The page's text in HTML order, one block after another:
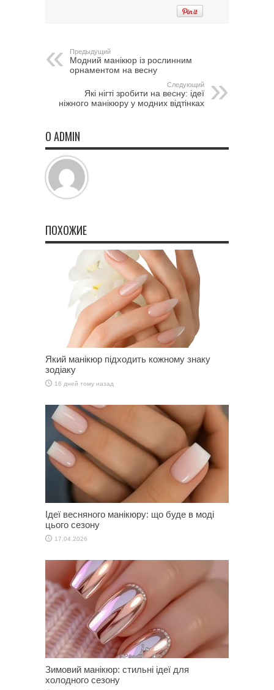
Предыдущий
Модний манікюр із рослинним
орнаментом на весну
Следующий
Які нігті зробити на весну: ідеї
ніжного манікюру у модних відтінках
О ADMIN
ПОХОЖИЕ
Який манікюр підходить кожному знаку
зодіаку
16 дней тому назад
Ідеї весняного манікюру: що буде в моді
цього сезону
17.04.2026
Зимовий манікюр: стильні ідеї для
холодного сезону